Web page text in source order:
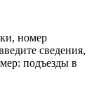
номер
сведения,
подъезды в